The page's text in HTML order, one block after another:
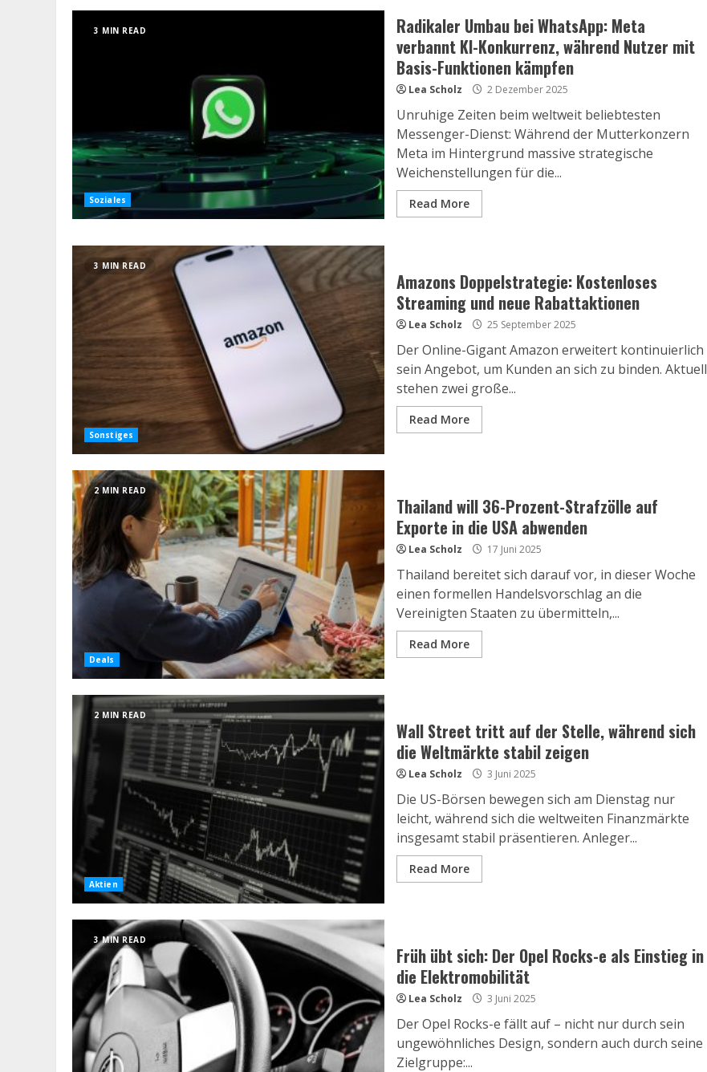
3 MIN READ
Soziales
Radikaler Umbau bei WhatsApp: Meta
verbannt KI-Konkurrenz, während Nutzer mit
Basis-Funktionen kämpfen
Lea Scholz 2 Dezember 2025
Unruhige Zeiten beim weltweit beliebtesten
Messenger-Dienst: Während der Mutterkonzern
Meta im Hintergrund massive strategische
Weichenstellungen für die...
Read More
3 MIN READ
Sonstiges
Amazons Doppelstrategie: Kostenloses
Streaming und neue Rabattaktionen
Lea Scholz 25 September 2025
Der Online-Gigant Amazon erweitert kontinuierlich
sein Angebot, um Kunden an sich zu binden. Aktuell
stehen zwei große...
Read More
2 MIN READ
Deals
Thailand will 36-Prozent-Strafzölle auf
Exporte in die USA abwenden
Lea Scholz 17 Juni 2025
Thailand bereitet sich darauf vor, in dieser Woche
einen formellen Handelsvorschlag an die
Vereinigten Staaten zu übermitteln,...
Read More
2 MIN READ
Aktien
Wall Street tritt auf der Stelle, während sich
die Weltmärkte stabil zeigen
Lea Scholz 3 Juni 2025
Die US-Börsen bewegen sich am Dienstag nur
leicht, während sich die weltweiten Finanzmärkte
insgesamt stabil präsentieren. Anleger...
Read More
3 MIN READ
Früh übt sich: Der Opel Rocks-e als Einstieg in
die Elektromobilität
Lea Scholz 3 Juni 2025
Der Opel Rocks-e fällt auf – nicht nur durch sein
ungewöhnliches Design, sondern auch durch seine
Zielgruppe:...